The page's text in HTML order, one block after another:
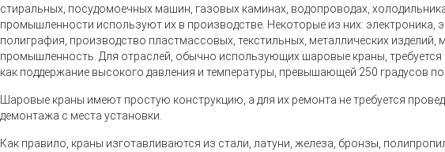
стиральных, посудомоечных машин, газовых каминах, водопроводах,
промышленности используют их в производстве. Некоторые из них: электроника,
полиграфия, производство пластмассовых, текстильных, металлических изделий,
промышленность. Для отраслей, обычно использующих шаровые краны, требуется
как поддержание высокого давления и температуры, превышающей 250 градусов
Шаровые краны имеют простую конструкцию, а для их ремонта не требуется
демонтажа с места установки.
Как правило, краны изготавливаются из стали, латуни, железа, бронзы,